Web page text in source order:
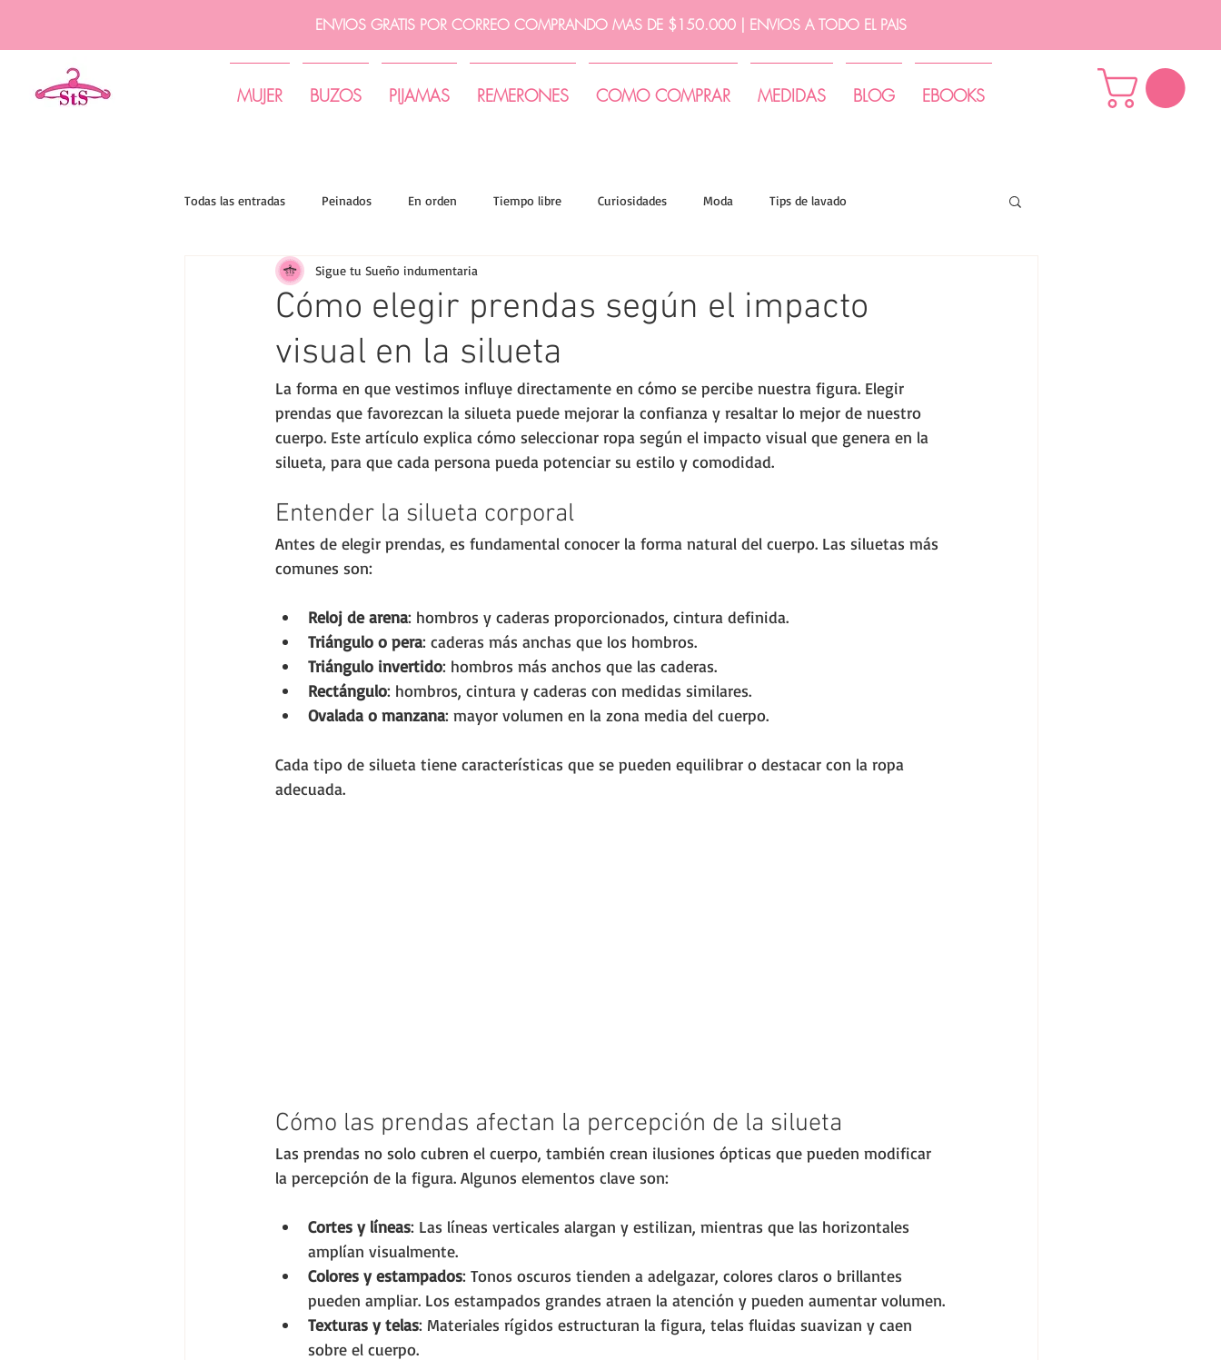
ENVIOS GRATIS POR CORREO COMPRANDO MAS DE $150.000 | ENVIOS A TODO EL PAIS
MUJER BUZOS PIJAMAS REMERONES COMO COMPRAR MEDIDAS BLOG EBOOKS
Todas las entradas Peinados En orden Tiempo libre Curiosidades Moda Tips de lavado
Tips de moda | Sigue tu sueño
Cómo elegir prendas según el impacto
visual en la silueta
Sigue tu Sueño indumentaria
La forma en que vestimos influye directamente en cómo se percibe nuestra figura. Elegir
prendas que favorezcan la silueta puede mejorar la confianza y resaltar lo mejor de nuestro
cuerpo. Este artículo explica cómo seleccionar ropa según el impacto visual que genera en la
silueta, para que cada persona pueda potenciar su estilo y comodidad.
Entender la silueta corporal
Antes de elegir prendas, es fundamental conocer la forma natural del cuerpo. Las siluetas más
comunes son:
Reloj de arena: hombros y caderas proporcionados, cintura definida.
Triángulo o pera: caderas más anchas que los hombros.
Triángulo invertido: hombros más anchos que las caderas.
Rectángulo: hombros, cintura y caderas con medidas similares.
Ovalada o manzana: mayor volumen en la zona media del cuerpo.
Cada tipo de silueta tiene características que se pueden equilibrar o destacar con la ropa
adecuada.
Cómo las prendas afectan la percepción de la silueta
Las prendas no solo cubren el cuerpo, también crean ilusiones ópticas que pueden modificar
la percepción de la figura. Algunos elementos clave son:
Cortes y líneas: Las líneas verticales alargan y estilizan, mientras que las horizontales
amplían visualmente.
Colores y estampados: Tonos oscuros tienden a adelgazar, colores claros o brillantes
pueden ampliar. Los estampados grandes atraen la atención y pueden aumentar volumen.
Texturas y telas: Materiales rígidos estructuran la figura, telas fluidas suavizan y caen
sobre el cuerpo.